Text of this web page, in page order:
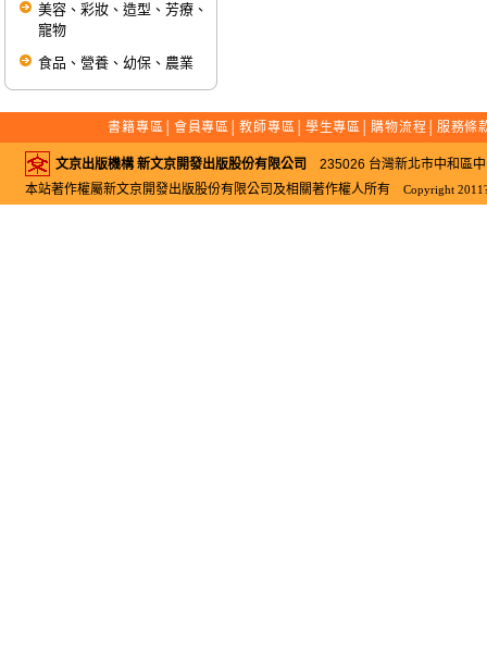
美容、彩妝、造型、芳療、
寵物
食品、營養、幼保、農業
書籍專區 會員專區 │教師專區 學生專區 購物流程 服務條
文京出版機構 新文京開發出版股份有限公司
235026 台灣新北市中和區
本站著作權屬新文京開發出版股份有限公司及相關著作權人所有
Copyright